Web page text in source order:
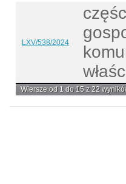
LXV/538/2024
Wiersze od 1 do 15 z 22